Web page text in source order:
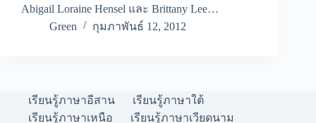
Abigail Loraine Hensel และ Brittany Lee…
Green
กุมภาพันธ์ 12, 2012
เรียนรู้ภาษาอีสาน
เรียนรู้ภาษาใต้
เรียนรู้ภาษาเหนือ
เรียนรู้ภาษาเวียดนาม